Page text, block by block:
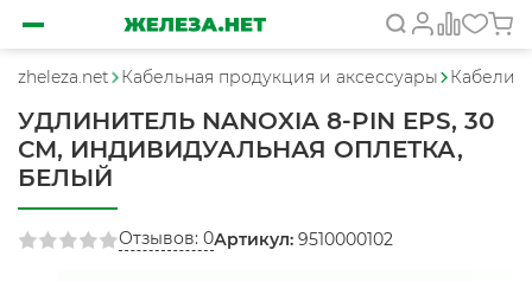
zheleza.net Кабельная продукция и аксессуары Кабели,
УДЛИНИТЕЛЬ NANOXIA 8-PIN EPS, 30
СМ, ИНДИВИДУАЛЬНАЯ ОПЛЕТКА,
БЕЛЫЙ
Отзывов: 0Артикул: 9510000102